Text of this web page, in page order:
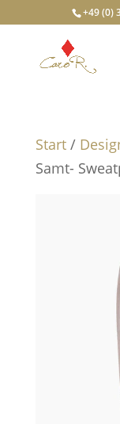
+49 (0)
Start/
Samt-